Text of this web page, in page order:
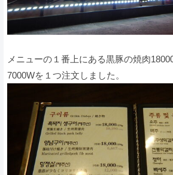
メニューの１番上にある黒豚の焼肉
7000Wを１つ注文しました。